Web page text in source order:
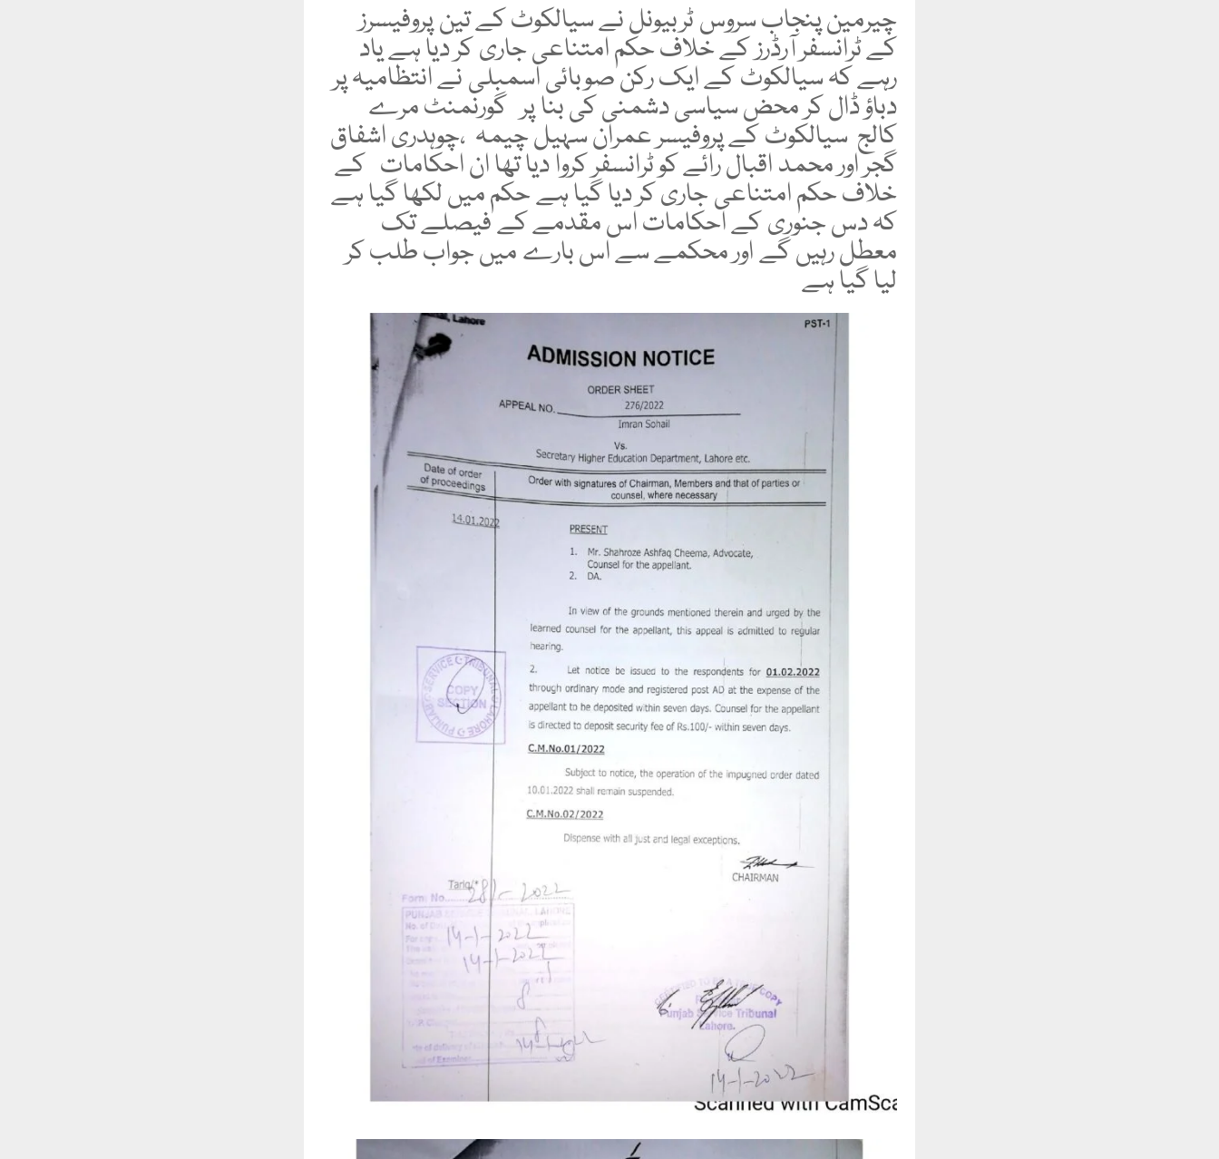
چیرمین پنجاب سروس ٹربیونل نے سیالکوٹ کے تین پروفیسرز
کے ٹرانسفر آرڈرز کے خلاف حکم امتناعی جاری کر دیا ہے یاد
رہے کہ سیالکوٹ کے ایک رکن صوبائی اسمبلی نے انتظامیہ پر
دباؤ ڈال کر محض سیاسی دشمنی کی بنا پر گورنمنٹ مرے
کالج سیالکوٹ کے پروفیسر عمران سہیل چیمہ ،چوہدری اشفاق
گجر اور محمد اقبال رائے کو ٹرانسفر کروا دیا تھا ان احکامات کے
خلاف حکم امتناعی جاری کر دیا گیا ہے حکم میں لکھا گیا ہے
کہ دس جنوری کے احکامات اس مقدمے کے فیصلے تک
معطل رہیں گے اور محکمے سے اس بارے میں جواب طلب کر
لیا گیا ہے